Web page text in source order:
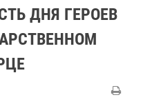
ДНЯ ГЕРОЕВ